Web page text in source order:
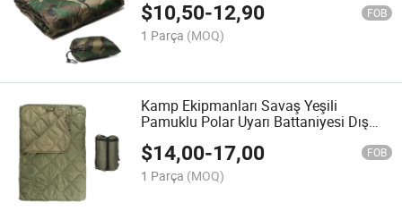
$10,50-12,90 FOB
1 Parça (MOQ)
Kamp Ekipmanları Savaş Yeşili
Pamuklu Polar Uyarı Battaniyesi Dış
$14,00-17,00 FOB
1 Parça (MOQ)